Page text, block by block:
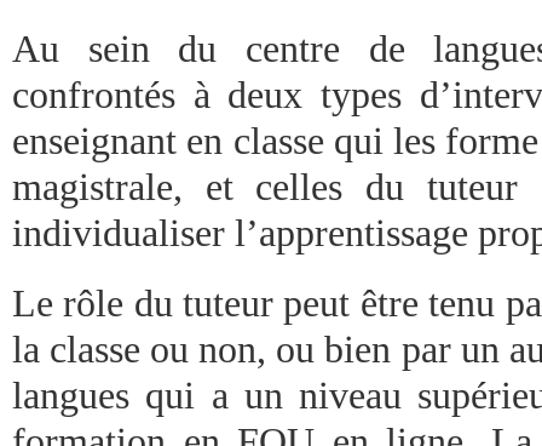
Au sein du centre de
confrontés à deux types
enseignant en classe qui les
magistrale, et celles du
individualiser l’apprentissage
Le rôle du tuteur peut être tenu
la classe ou non, ou bien par un
langues qui a un niveau